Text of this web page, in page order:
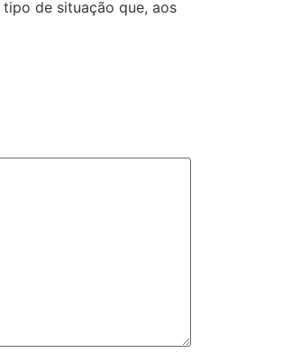
de situação que, aos